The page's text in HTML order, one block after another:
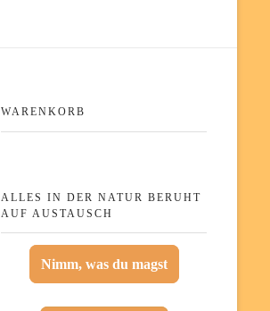
WARENKORB
ALLES IN DER NATUR BERUHT
AUF AUSTAUSCH
Nimm, was du magst